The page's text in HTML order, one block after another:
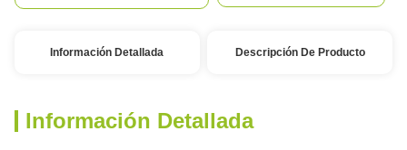
Información Detallada Descripción De Producto
Información Detallada